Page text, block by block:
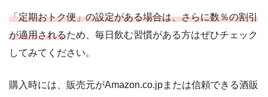
「定期おトク便」の設定がある場合は、さらに数％の割引
が適用されるため、毎日飲む習慣がある方はぜひチェック
してみてください。
購入時には、販売元がAmazon.co.jpまたは信頼できる酒販